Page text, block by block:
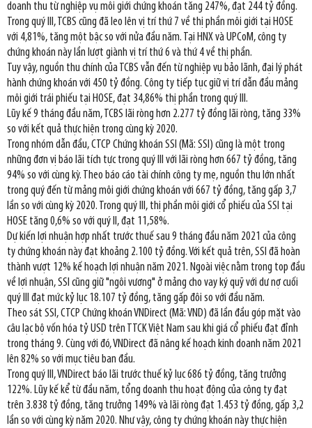
doanh thu từ nghiệp vụ môi giới chứng khoán tăng 247%, đạt 244 tỷ đồng.
Trong quý III, TCBS cũng đã leo lên vị trí thứ 7 về thị phần môi giới tại HOSE
với 4,81%, tăng một bậc so với nửa đầu năm. Tại HNX và UPCoM, công ty
chứng khoán này lần lượt giành vị trí thứ 6 và thứ 4 về thị phần.
Tuy vậy, nguồn thu chính của TCBS vẫn đến từ nghiệp vụ bảo lãnh, đại lý phát
hành chứng khoán với 450 tỷ đồng. Công ty tiếp tục giữ vị trí dẫn đầu mảng
môi giới trái phiếu tại HOSE, đạt 34,86% thị phần trong quý III.
Lũy kế 9 tháng đầu năm, TCBS lãi ròng hơn 2.277 tỷ đồng lãi ròng, tăng 33%
so với kết quả thực hiện trong cùng kỳ 2020.
Trong nhóm dẫn đầu, CTCP Chứng khoán SSI (Mã: SSI) cũng là một trong
những đơn vị báo lãi tích tực trong quý III với lãi ròng hơn 667 tỷ đồng, tăng
94% so với cùng kỳ. Theo báo cáo tài chính công ty mẹ, nguồn thu lớn nhất
trong quý đến từ mảng môi giới chứng khoán với 667 tỷ đồng, tăng gấp 3,7
lần so với cùng kỳ 2020. Trong quý III, thị phần môi giới cổ phiếu của SSI tại
HOSE tăng 0,6% so với quý II, đạt 11,58%.
Dự kiến lợi nhuận hợp nhất trước thuế sau 9 tháng đầu năm 2021 của công
ty chứng khoán này đạt khoảng 2.100 tỷ đồng. Với kết quả trên, SSI đã hoàn
thành vượt 12% kế hoạch lợi nhuận năm 2021. Ngoài việc nằm trong top đầu
về lợi nhuận, SSI cũng giữ "ngôi vương" ở mảng cho vay ký quỹ với dư nợ cuối
quý III đạt mức kỷ lục 18.107 tỷ đồng, tăng gấp đôi so với đầu năm.
Theo sát SSI, CTCP Chứng khoán VNDirect (Mã: VND) đã lần đầu góp mặt vào
câu lạc bộ vốn hóa tỷ USD trên TTCK Việt Nam sau khi giá cổ phiếu đạt đỉnh
trong tháng 9. Cùng với đó, VNDirect đã nâng kế hoạch kinh doanh năm 2021
lên 82% so với mục tiêu ban đầu.
Trong quý III, VNDirect báo lãi trước thuế kỷ lục 686 tỷ đồng, tăng trưởng
122%. Lũy kế kể từ đầu năm, tổng doanh thu hoạt động của công ty đạt
trên 3.838 tỷ đồng, tăng trưởng 149% và lãi ròng đạt 1.453 tỷ đồng, gấp 3,2
lần so với cùng kỳ năm 2020. Như vậy, công ty chứng khoán này thực hiện